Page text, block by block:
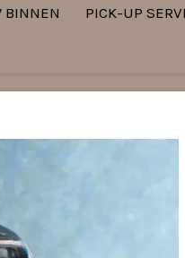
BINNEN PICK-UP